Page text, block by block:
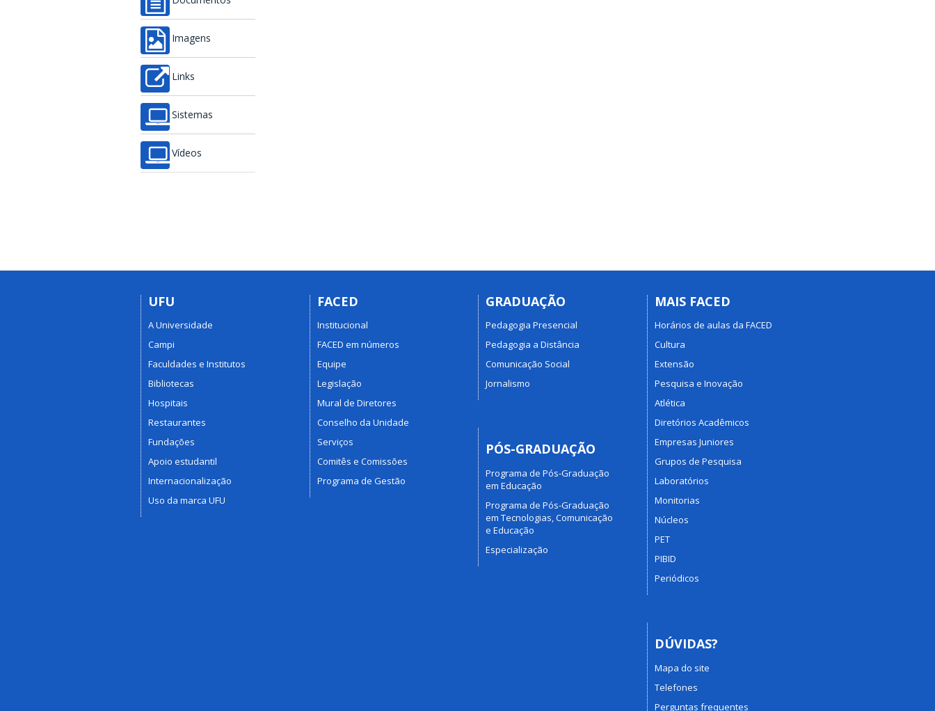
Imagens
Links
Sistemas
Vídeos
UFU
A Universidade
Campi
Faculdades e Institutos
Bibliotecas
Hospitais
Restaurantes
Fundações
Apoio estudantil
Internacionalização
Uso da marca UFU
FACED
Institucional
FACED em números
Equipe
Legislação
Mural de Diretores
Conselho da Unidade
Serviços
Comitês e Comissões
Programa de Gestão
GRADUAÇÃO
Pedagogia Presencial
Pedagogia a Distância
Comunicação Social
Jornalismo
PÓS-GRADUAÇÃO
Programa de Pós-Graduação
em Educação
Programa de Pós-Graduação
em Tecnologias, Comunicação
e Educação
Especialização
MAIS FACED
Horários de aulas da FACED
Cultura
Extensão
Pesquisa e Inovação
Atlética
Diretórios Acadêmicos
Empresas Juniores
Grupos de Pesquisa
Laboratórios
Monitorias
Núcleos
PET
PIBID
Periódicos
DÚVIDAS?
Mapa do site
Telefones
Perguntas frequentes